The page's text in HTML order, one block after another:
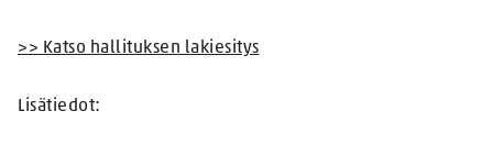
>> Katso hallituksen lakiesitys
Lisätiedot: